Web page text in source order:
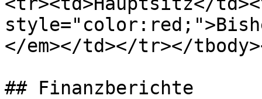
</em></td></tr></
## Finanzberichte